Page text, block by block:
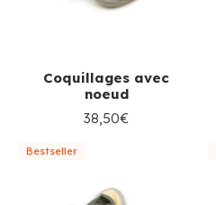
Coquillages avec
noeud
38,50€
Bestseller